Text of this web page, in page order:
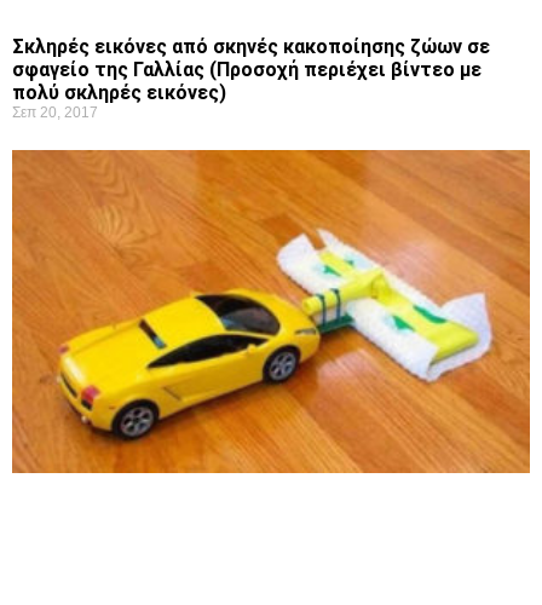
Σκληρές εικόνες από σκηνές κακοποίησης ζώων σε
σφαγείο της Γαλλίας (Προσοχή περιέχει βίντεο με
πολύ σκληρές εικόνες)
Σεπ 20, 2017